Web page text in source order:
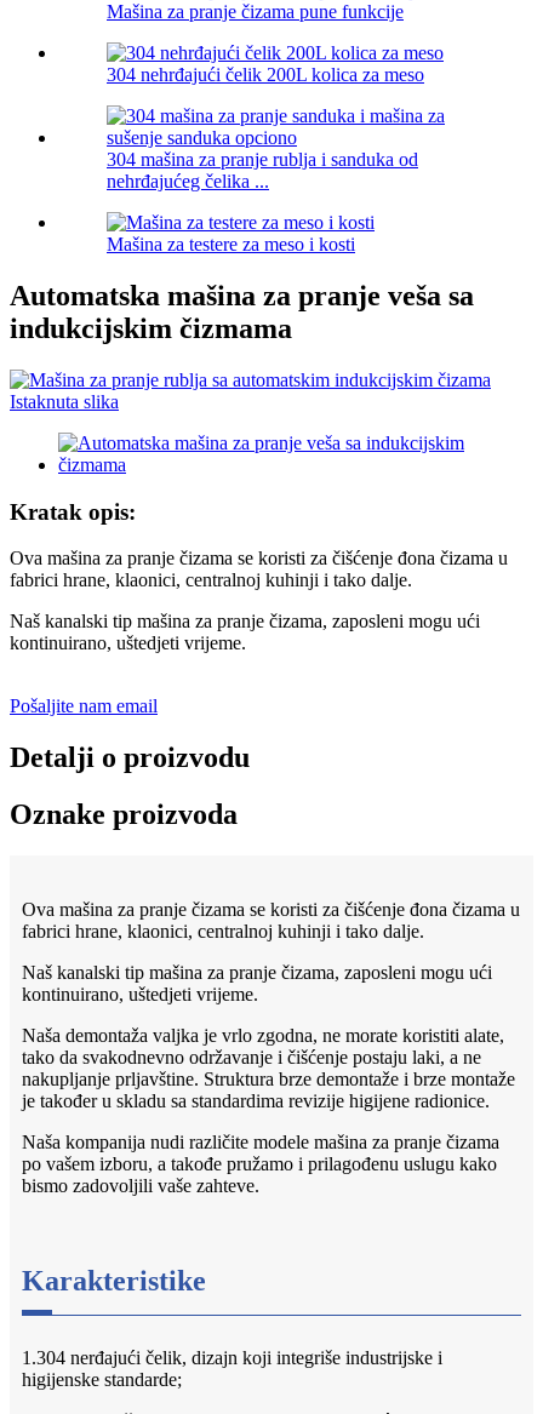
Mašina za pranje čizama pune funkcije
304 nehrđajući čelik 200L kolica za meso
304 mašina za pranje rublja i sanduka od
nehrđajućeg čelika ...
Mašina za testere za meso i kosti
Automatska mašina za pranje veša sa
indukcijskim čizmama
Kratak opis:
Ova mašina za pranje čizama se koristi za čišćenje đona čizama u
fabrici hrane, klaonici, centralnoj kuhinji i tako dalje.
Naš kanalski tip mašina za pranje čizama, zaposleni mogu ući
kontinuirano, uštedjeti vrijeme.
Pošaljite nam email
Detalji o proizvodu
Oznake proizvoda
Ova mašina za pranje čizama se koristi za čišćenje đona čizama u
fabrici hrane, klaonici, centralnoj kuhinji i tako dalje.
Naš kanalski tip mašina za pranje čizama, zaposleni mogu ući
kontinuirano, uštedjeti vrijeme.
Naša demontaža valjka je vrlo zgodna, ne morate koristiti alate,
tako da svakodnevno održavanje i čišćenje postaju laki, a ne
nakupljanje prljavštine. Struktura brze demontaže i brze montaže
je također u skladu sa standardima revizije higijene radionice.
Naša kompanija nudi različite modele mašina za pranje čizama
po vašem izboru, a takođe pružamo i prilagođenu uslugu kako
bismo zadovoljili vaše zahteve.
Karakteristike
1.304 nerđajući čelik, dizajn koji integriše industrijske i
higijenske standarde;